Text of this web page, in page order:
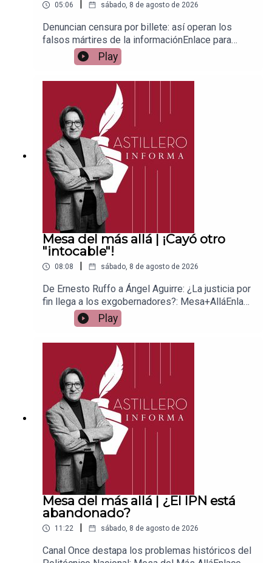
05:06 sábado, 8 de agosto de 2026
Denuncian censura por billete: así operan los
falsos mártires de la informaciónEnlace para
apoyar vía
Patreon:https://www.patreon.com/julioastilleroEnl
ace para hacer donaciones vía
PayPal:https://www.paypal.me/julioastilleroCuent
a para hacer transferencias a cuenta BBVA a
nombre de Julio Hernández López:
1539408017CLABE: 012 320 01539408017
2Tienda:https://julioastillerotienda.com/
Play
Mesa del más allá | ¡Cayó otro
"intocable"!
08:08 sábado, 8 de agosto de 2026
De Ernesto Ruffo a Ángel Aguirre: ¿La justicia por
fin llega a los exgobernadores?: Mesa+AlláEnlace
para apoyar vía
Patreon:https://www.patreon.com/julioastilleroEnl
ace para hacer donaciones vía
PayPal:https://www.paypal.me/julioastilleroCuent
a para hacer transferencias a cuenta BBVA a
nombre de Julio Hernández López:
1539408017CLABE: 012 320 01539408017
2Tienda:https://julioastillerotienda.com/
Play
Mesa del más allá | ¿El IPN está
abandonado?
11:22 sábado, 8 de agosto de 2026
Canal Once destapa los problemas históricos del